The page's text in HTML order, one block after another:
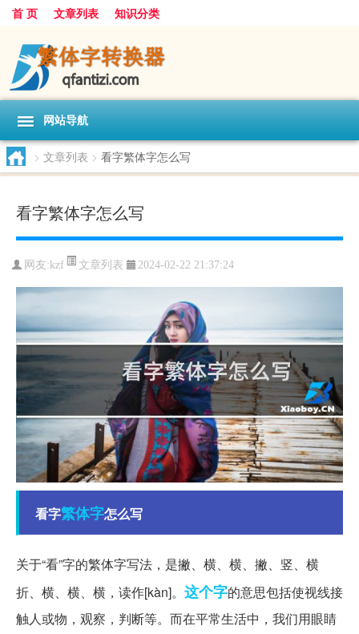
首 页 文章列表 知识分类
网站导航
> 文章列表 > 看字繁体字怎么写
看字繁体字怎么写
网友:kzf 文章列表 2024-02-22 21:37:24
看字繁体字怎么写
关于“看”字的繁体字写法，是撇、横、横、撇、竖、横
折、横、横、横，读作[kàn]。 这个字的意思包括使视线接
触人或物，观察，判断等。而在平常生活中，我们用眼睛